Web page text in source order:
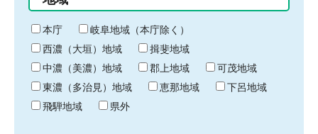
り
終
わ
り
本庁
岐阜地域（本庁除く）
西濃（大垣）地域
揖斐地域
中濃（美濃）地域
郡上地域
可茂地域
東濃（多治見）地域
恵那地域
下呂地域
飛騨地域
県外